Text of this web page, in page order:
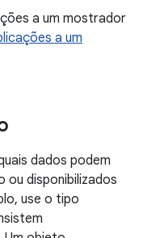
a um mostrador
a um
dados podem
ou disponibilizados
use o tipo